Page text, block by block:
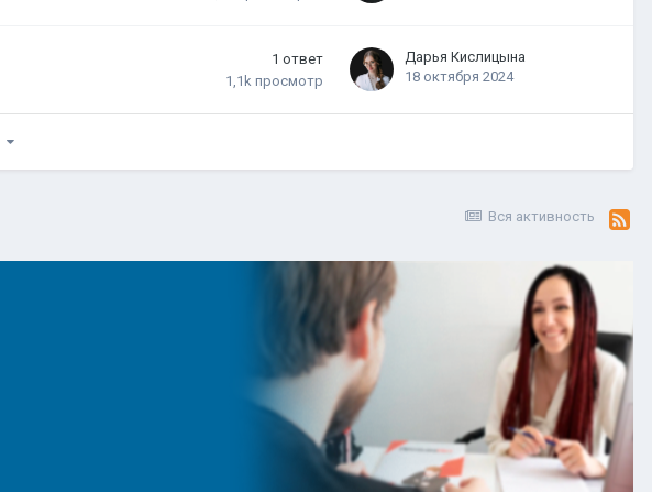
1 ответ
1,1k просмотр
Дарья Кислицына
18 октября 2024
Вся активность